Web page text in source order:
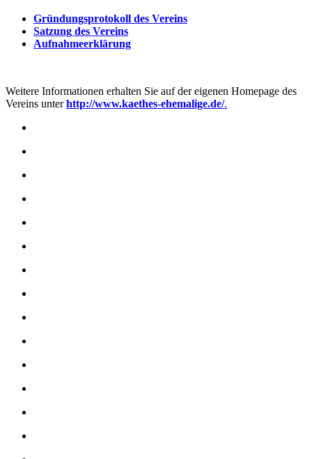
Gründungsprotokoll des Vereins
Satzung des Vereins
Aufnahmeerklärung
Weitere Informationen erhalten Sie auf der eigenen Homepage des
Vereins unterhttp://www.kaethes-ehemalige.de/.